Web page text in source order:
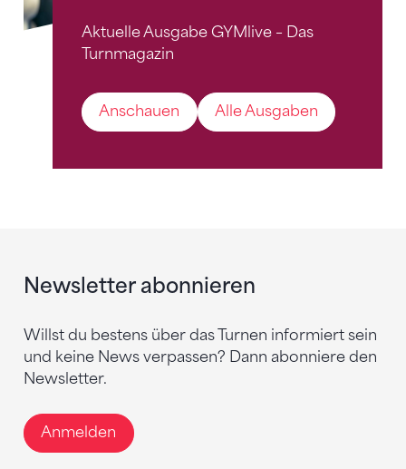
Aktuelle Ausgabe GYMlive – Das
Turnmagazin
Anschauen Alle Ausgaben
Newsletter abonnieren
Willst du bestens über das Turnen informiert sein
und keine News verpassen? Dann abonniere den
Newsletter.
Anmelden